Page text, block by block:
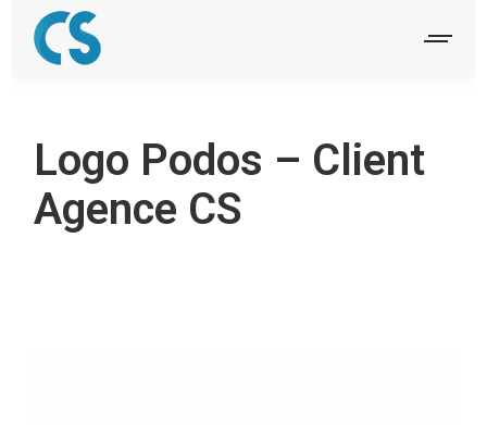
Logo Podos – Client
Agence CS